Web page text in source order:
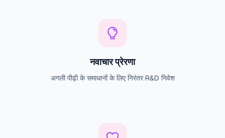
नवाचार प्रेरणा
अगली पीढ़ी के समाधानों के लिए निरंतर R&D निवेश